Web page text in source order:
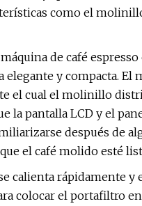
como el
de café
elegante y compacta.
el cual el molinillo
la pantalla LCD y el
después de
el café molido esté
calienta rápidamente
colocar el portafiltro